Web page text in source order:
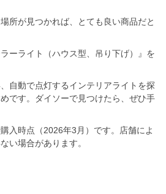
所が見つかれば、とても良い商品だと
ーライト（ハウス型、吊り下げ）』を
自動で点灯するインテリアライトを探
です。ダイソーで見つけたら、ぜひ手
入時点（2026年3月）です。店舗によ
い場合があります。